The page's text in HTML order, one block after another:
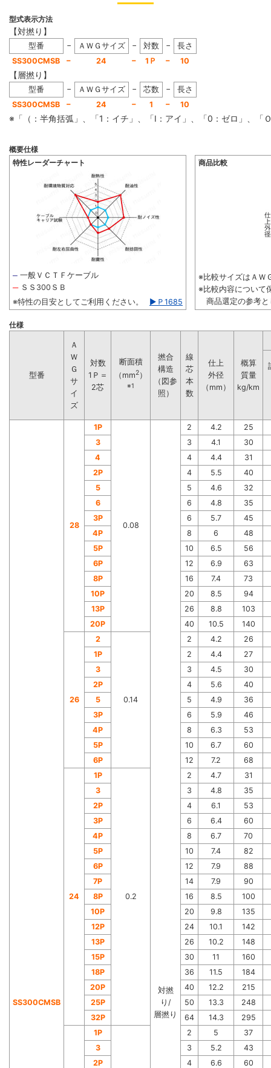
型式表示方法
【対撚り】
型番 − ＡＷＧサイズ − 対数 −
長さ
SS300CMSB
− 24 − 1Ｐ − 10
【層撚り】
型番 − ＡＷＧサイズ − 芯数 −
長さ
SS300CMSB
− 24 − 1 − 10
※「（：半角括弧」、「1：イチ」、「I：アイ」、「0：ゼロ」、「
概要仕様
特性レーダーチャート
商品比較
─ 一般ＶＣＴＦケーブル
─ＳＳ300ＳＢ
※比較サイズはＡＷ
※比較内容について
商品選定の参考と
※特性の目安としてご利用ください。 ▶Ｐ1685
仕様
型番
Ａ
Ｗ
Ｇ
サ
イ
ズ
対数
1Ｐ＝
2芯
断面積
（mm2）
※1
撚合
構造
（図参
照）
線
芯
本
数
仕上
外径
（mm）
概算
質量
kg/km
SS300CMSB
28
1P
0.08
対撚
り/
層撚り
2 4.2
25
3
3 4.1
30
4
4 4.4
31
2P
4 5.5
40
5
5 4.6
32
6
6 4.8
35
3P
6 5.7
45
4P
8 6
48
5P
10 6.5
56
6P
12 6.9
63
8P
16 7.4
73
10P
20 8.5
94
13P
26 8.8
103
20P
40 10.5 140
26
2
0.14
2 4.2
26
1P
2 4.4
27
3
3 4.5
30
2P
4 5.6
40
5
5 4.9
36
3P
6 5.9
46
4P
8 6.3
53
5P
10 6.7
60
6P
12 7.2 68
24
1P
0.2
2 4.7
31
3
3 4.8
35
2P
4 6.1
53
3P
6 6.4
60
4P
8 6.7
70
5P
10 7.4
82
6P
12 7.9
88
7P
14 7.9
90
8P
16 8.5
100
10P
20 9.8
135
12P
24 10.1
142
13P
26 10.2
148
15P
30 11
160
18P
36 11.5
184
20P
40 12.2
215
25P
50 13.3
248
32P
64 14.3 295
1P 2 5
37
3
3 5.2
43
2P
4 6.6
60